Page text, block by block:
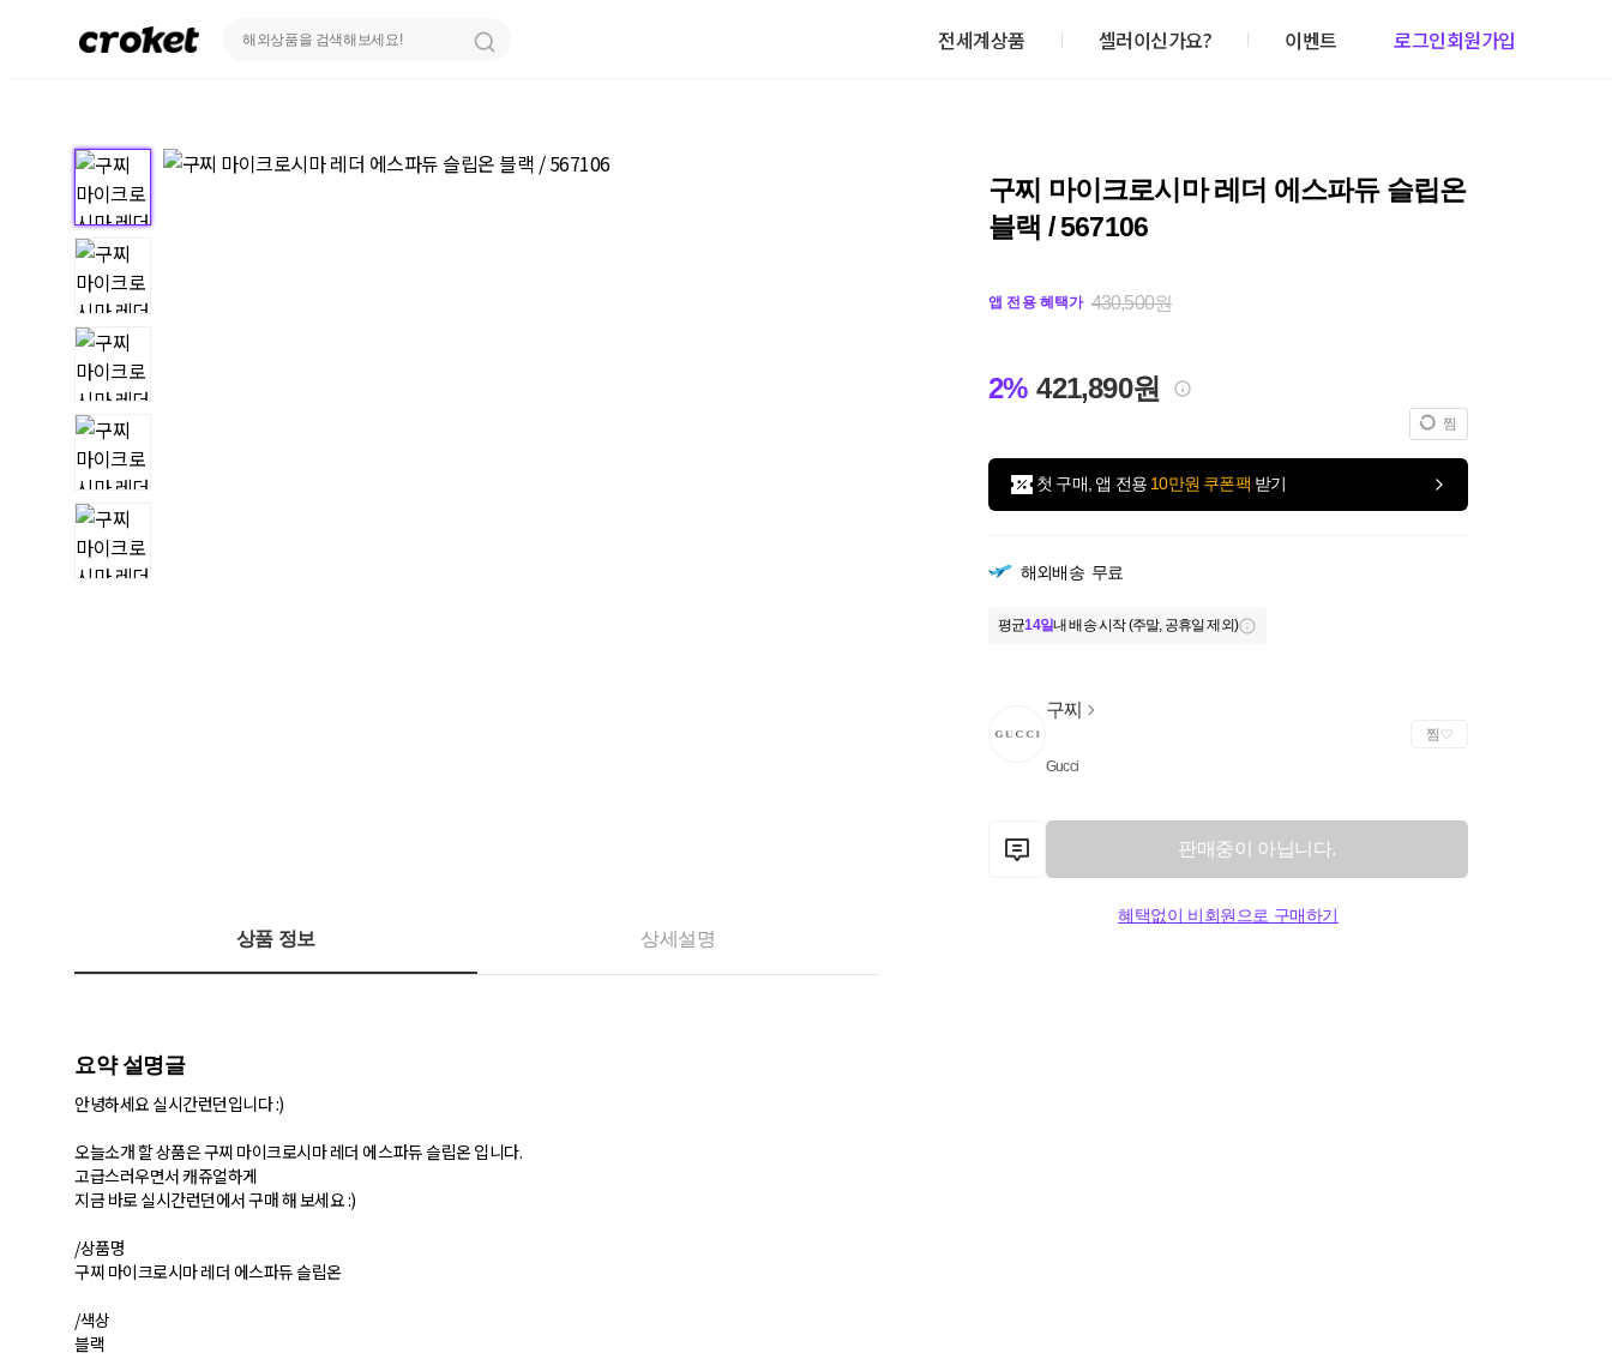
전세계상품 셀러이신가요? 이벤트 로그인회원가입
구찌 마이크로시마 레더 에스파듀 슬립온
블랙 / 567106
앱 전용 혜택가 430,500원
2% 421,890원
찜
첫 구매, 앱 전용 10만원 쿠폰팩 받기
해외배송 무료
평균14일내 배송 시작 (주말, 공휴일 제외)
구찌
Gucci
찜
판매중이 아닙니다.
혜택없이 비회원으로 구매하기
상품 정보 상세설명
요약 설명글
안녕하세요 실시간런던입니다 :)
오늘소개 할 상품은 구찌 마이크로시마 레더 에스파듀 슬립온 입니다.
고급스러우면서 캐쥬얼하게
지금 바로 실시간런던에서 구매 해 보세요 :)
/상품명
구찌 마이크로시마 레더 에스파듀 슬립온
/색상
블랙